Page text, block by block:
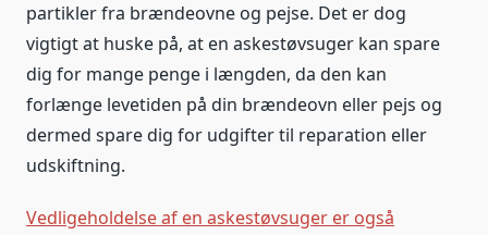
partikler fra brændeovne og pejse. Det er dog
vigtigt at huske på, at en askestøvsuger kan spare
dig for mange penge i længden, da den kan
forlænge levetiden på din brændeovn eller pejs og
dermed spare dig for udgifter til reparation eller
udskiftning.
Vedligeholdelse af en askestøvsuger er også